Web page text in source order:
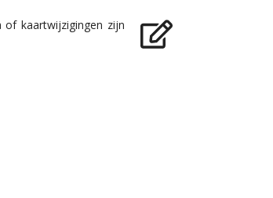
of kaartwijzigingen zijn